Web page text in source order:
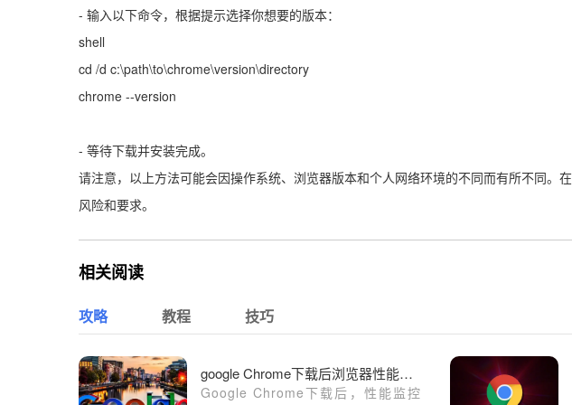
- 输入以下命令，根据提示选择你想要的版本：
shell
cd /d c:\path\to\chrome\version\directory
chrome --version
- 等待下载并安装完成。
请注意，以上方法可能会因操作系统、浏览器版本和个人网络环境的不同而有所不同。
风险和要求。
相关阅读
攻略 教程 技巧
google Chrome下载后浏览器性能监控工具使用技巧
Google Chrome下载后，性能监控